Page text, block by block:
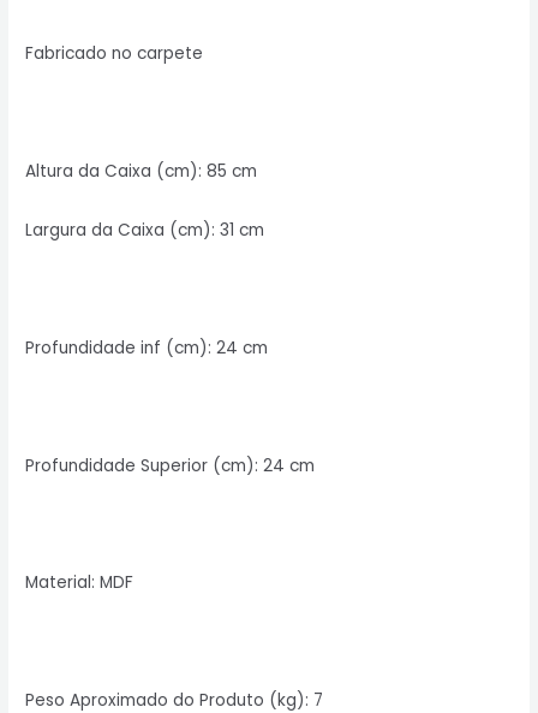
Fabricado no carpete
Altura da Caixa (cm): 85 cm
Largura da Caixa (cm): 31 cm
Profundidade inf (cm): 24 cm
Profundidade Superior (cm): 24 cm
Material: MDF
Peso Aproximado do Produto (kg): 7